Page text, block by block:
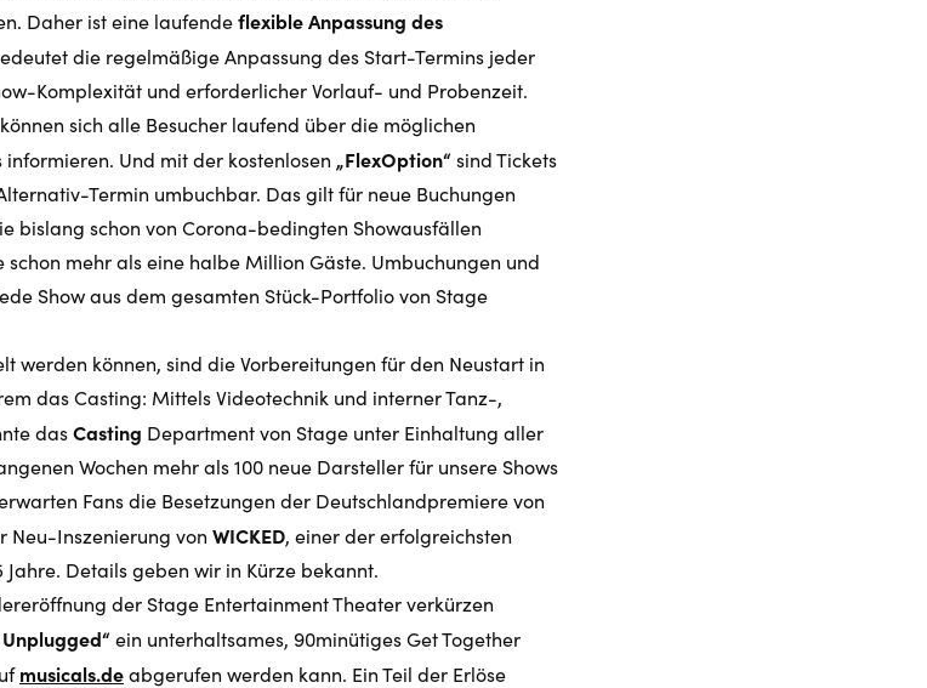
Daher ist eine laufendeflexible Anpassung des
die regelmäßige Anpassung des Start-Termins jeder
Komplexität und erforderlicher Vorlauf- und Probenzeit.
können sich alle Besucher laufend über die möglichen
Und mit der kostenlosen „FlexOption“sind Tickets
Termin umbuchbar. Das gilt für neue Buchungen
bislang schon von Corona-bedingten Showausfällen
mehr als eine halbe Million Gäste. Umbuchungen und
Show aus dem gesamten Stück-Portfolio von Stage
werden können, sind die Vorbereitungen für den Neustart in
das Casting: Mittels Videotechnik und interner Tanz-,
dasCasting Department von Stage unter Einhaltung aller
Wochen mehr als 100 neue Darsteller für unsere Shows
Fans die Besetzungen der Deutschlandpremiere von
Neu-Inszenierung von WICKED, einer der erfolgreichsten
Details geben wir in Kürze bekannt.
der Stage Entertainment Theater verkürzen
ein unterhaltsames, 90minütiges Get Together
musicals.deabgerufen werden kann. Ein Teil der Erlöse